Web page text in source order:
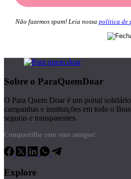
Não fazemos spam! Leia nossa política de
Sobre o ParaQuemDoar
O Para Quem Doar é um portal
campanhas e instituições em todo o
seguras e transparentes.
Compartilhe com seus amigos!
Explore